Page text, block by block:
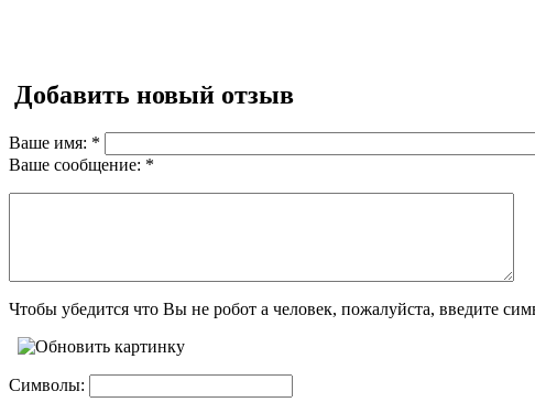
Добавить новый отзыв
Ваше имя: *
Ваше сообщение: *
Чтобы убедится что Вы не робот а человек, пожалуйста, введите
Символы: